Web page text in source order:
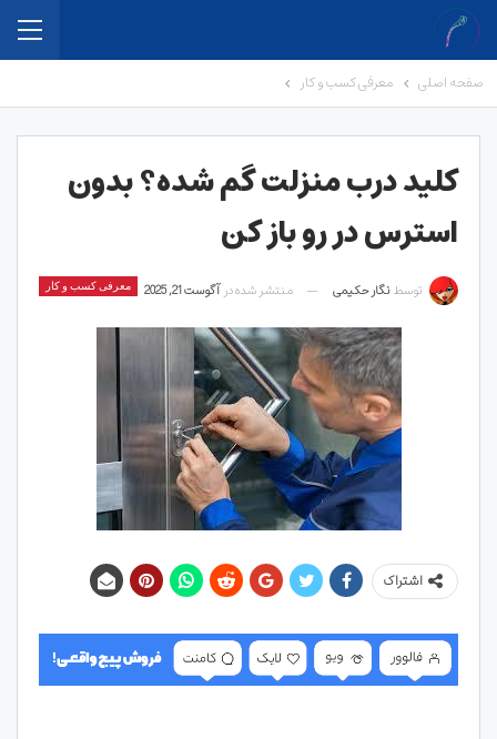
صفحه اصلی معرفی کسب و کار
کلید درب منزلت گم شده؟ بدون
استرس در رو باز کن
معرفی کسب و کار توسط نگار حکیمی منتشر شده در آگوست 21, 2025
اشتراک